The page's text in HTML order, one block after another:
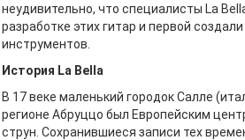
неудивительно, что специалисты La
разработке этих гитар и первой
инструментов.
История La Bella
В 17 веке маленький городок Салле
регионе Абруццо был Европейским
струн. Сохранившиеся записи тех